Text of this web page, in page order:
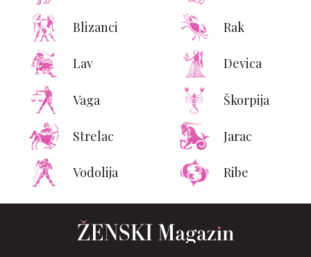
Blizanci Rak
Lav Devica
Vaga Škorpija
Strelac Jarac
Vodolija Ribe